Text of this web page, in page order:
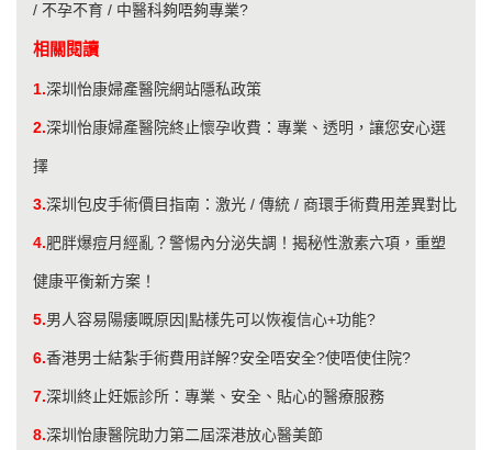
/ 不孕不育 / 中醫科夠唔夠專業?
相關閱讀
1.深圳怡康婦產醫院網站隱私政策
2.深圳怡康婦產醫院終止懷孕收費：專業、透明，讓您安心選
擇
3.深圳包皮手術價目指南：激光 / 傳統 / 商環手術費用差異對比
4.肥胖爆痘月經亂？警惕內分泌失調！揭秘性激素六項，重塑
健康平衡新方案！
5.男人容易陽痿嘅原因|點樣先可以恢複信心+功能?
6.香港男士結紮手術費用詳解?安全唔安全?使唔使住院?
7.深圳終止妊娠診所：專業、安全、貼心的醫療服務
8.深圳怡康醫院助力第二屆深港放心醫美節